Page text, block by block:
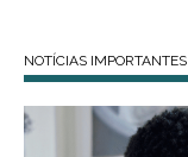
NOTÍCIAS IMPORTANTES